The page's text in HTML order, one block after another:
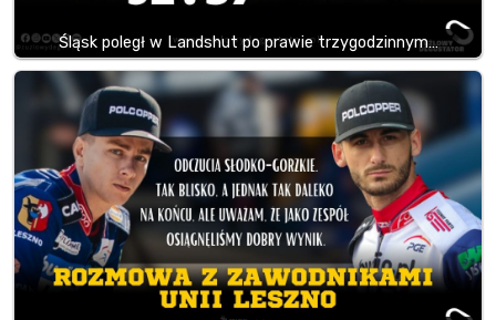
Śląsk poległ w Landshut po prawie trzygodzinnym…